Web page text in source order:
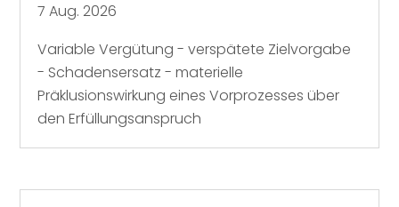
7 Aug. 2026
Variable Vergütung - verspätete Zielvorgabe
- Schadensersatz - materielle
Präklusionswirkung eines Vorprozesses über
den Erfüllungsanspruch